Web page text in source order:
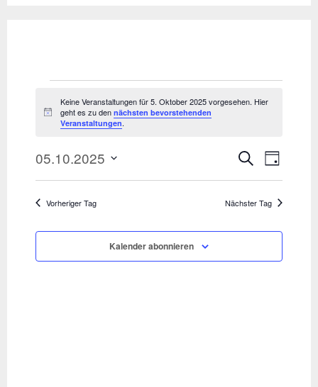
Veranstaltungen
für
5.
Oktober
Hinweis
Keine Veranstaltungen für 5. Oktober 2025 vorgesehen. Hier
geht es zu dennächsten bevorstehenden
Veranstaltungen.
Suche
Tag
05.10.2025
Datum
wählen.
Vorheriger Tag Nächster Tag
Kalender abonnieren